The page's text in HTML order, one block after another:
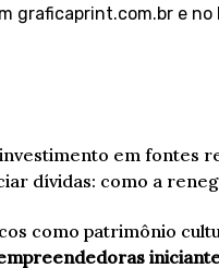
graficaprint.com.br e
em fontes
dívidas: como a
como patrimônio